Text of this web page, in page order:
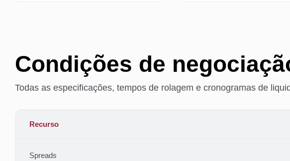
Condições de
Todas as especificações, tempos de rolagem e cronogramas de
Recurso
Spreads